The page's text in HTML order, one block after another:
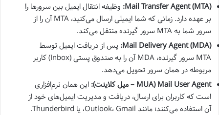
Mail Transfer Agent (MTA): وظیفه انتقال ایمیل بین سرورها را
بر عهده دارد. زمانی که شما ایمیلی ارسال می‌کنید، MTA آن را از
سرور شما به MTA سرور گیرنده منتقل می‌کند.
Mail Delivery Agent (MDA): پس از دریافت ایمیل توسط
MTA سرور گیرنده، MDA آن را به صندوق پستی (Inbox) کاربر
مربوطه در همان سرور تحویل می‌دهد.
Mail User Agent (MUA – میل کلاینت):
این همان نرم‌افزاری
است که کاربران برای ارسال، دریافت و مدیریت ایمیل‌های خود از
آن استفاده می‌کنند؛ مانند Outlook، Gmail، یا Thunderbird.